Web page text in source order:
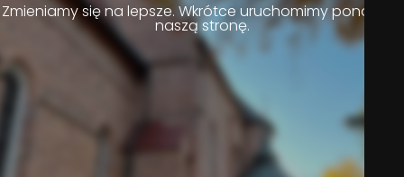
Zmieniamy się na lepsze. Wkrótce uruchomimy ponownie
naszą stronę.